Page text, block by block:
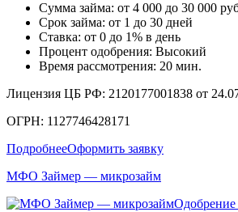
Сумма займа: от 4 000 до 30 000
Срок займа: от 1 до 30 дней
Ставка: от 0 до 1% в день
Процент одобрения: Высокий
Время рассмотрения: 20 мин.
Лицензия ЦБ РФ: 2120177001838 от
ОГРН: 1127746428171
ПодробнееОформить заявку
МФО Займер — микрозайм
Одобрение